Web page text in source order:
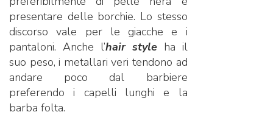
presentare delle borchie. Lo stesso
discorso vale per le giacche e i
pantaloni. Anche l’hair styleha il
suo peso, i metallari veri tendono ad
andare poco dal barbiere
preferendo i capelli lunghi e la
barba folta.